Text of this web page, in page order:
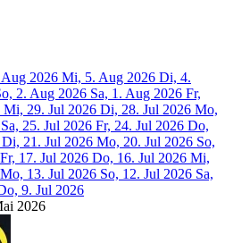
2026 Mi, 5. Aug 2026 Di, 4.
2. Aug 2026 Sa, 1. Aug 2026 Fr,
Mi, 29. Jul 2026 Di, 28. Jul 2026 Mo,
Sa, 25. Jul 2026 Fr, 24. Jul 2026 Do,
Di, 21. Jul 2026 Mo, 20. Jul 2026 So,
Fr, 17. Jul 2026 Do, 16. Jul 2026 Mi,
Mo, 13. Jul 2026 So, 12. Jul 2026 Sa,
9. Jul 2026
2026